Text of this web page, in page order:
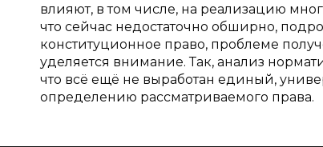
влияют, в том числе, на реализацию
что сейчас недостаточно обширно,
конституционное право, проблеме
уделяется внимание. Так, анализ
что всё ещё не выработан единый,
определению рассматриваемого права.